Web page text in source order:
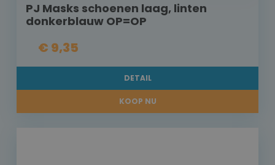
PJ Masks schoenen laag, linten
donkerblauw OP=OP
€ 9,35
DETAIL
KOOP NU